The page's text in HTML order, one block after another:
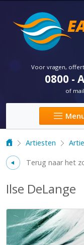
Voor vragen,
0800 -
of
Artiesten
Terug naar het
Ilse DeLange